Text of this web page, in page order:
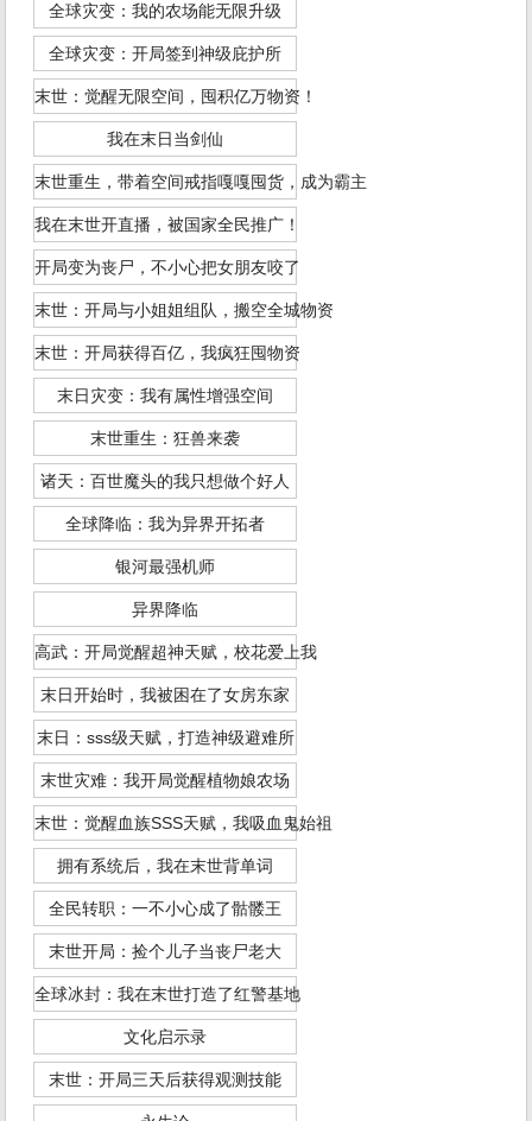
全球灾变：我的农场能无限升级
全球灾变：开局签到神级庇护所
末世：觉醒无限空间，囤积亿万物资！
我在末日当剑仙
末世重生，带着空间戒指嘎嘎囤货，成为霸主
我在末世开直播，被国家全民推广！
开局变为丧尸，不小心把女朋友咬了
末世：开局与小姐姐组队，搬空全城物资
末世：开局获得百亿，我疯狂囤物资
末日灾变：我有属性增强空间
末世重生：狂兽来袭
诸天：百世魔头的我只想做个好人
全球降临：我为异界开拓者
银河最强机师
异界降临
高武：开局觉醒超神天赋，校花爱上我
末日开始时，我被困在了女房东家
末日：sss级天赋，打造神级避难所
末世灾难：我开局觉醒植物娘农场
末世：觉醒血族SSS天赋，我吸血鬼始祖
拥有系统后，我在末世背单词
全民转职：一不小心成了骷髅王
末世开局：捡个儿子当丧尸老大
全球冰封：我在末世打造了红警基地
文化启示录
末世：开局三天后获得观测技能